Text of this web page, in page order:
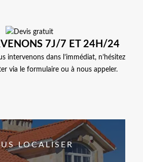
7J/7 ET 24H/24
intervenons dans l’immédiat, n’hésitez
via le formulaire ou à nous appeler.
LOCALISER